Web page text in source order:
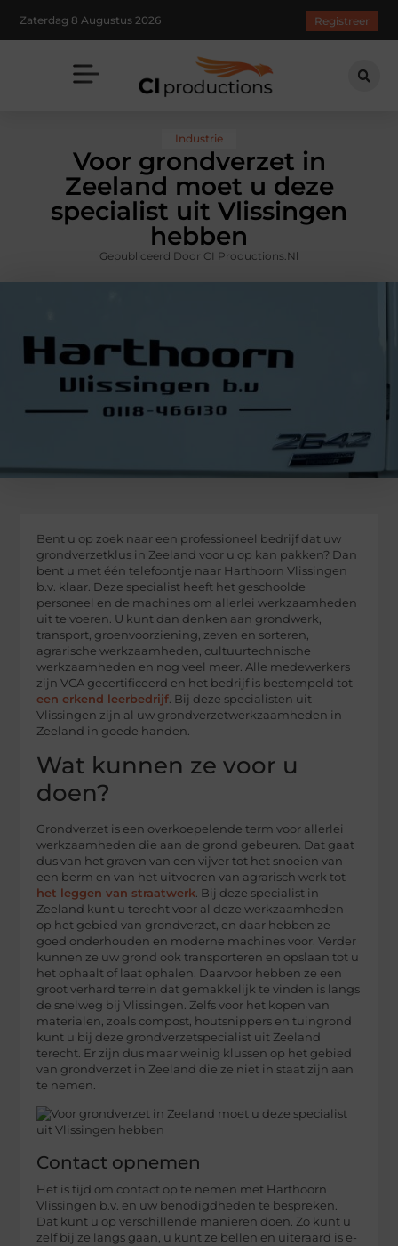
Zaterdag 8 Augustus 2026 Registreer
Industrie
Voor grondverzet in
Zeeland moet u deze
specialist uit Vlissingen
hebben
Gepubliceerd Door CI Productions.nl
Bent u op zoek naar een professioneel bedrijf dat uw
grondverzetklus in Zeeland voor u op kan pakken? Dan
bent u met één telefoontje naar Harthoorn Vlissingen
b.v. klaar. Deze specialist heeft het geschoolde
personeel en de machines om allerlei werkzaamheden
uit te voeren. U kunt dan denken aan grondwerk,
transport, groenvoorziening, zeven en sorteren,
agrarische werkzaamheden, cultuurtechnische
werkzaamheden en nog veel meer. Alle medewerkers
zijn VCA gecertificeerd en het bedrijf is bestempeld tot
een erkend leerbedrijf . Bij deze specialisten uit
Vlissingen zijn al uw grondverzetwerkzaamheden in
Zeeland in goede handen.
Wat kunnen ze voor u
doen?
Grondverzet is een overkoepelende term voor allerlei
werkzaamheden die aan de grond gebeuren. Dat gaat
dus van het graven van een vijver tot het snoeien van
een berm en van het uitvoeren van agrarisch werk tot
het leggen van straatwerk. Bij deze specialist in
Zeeland kunt u terecht voor al deze werkzaamheden
op het gebied van grondverzet, en daar hebben ze
goed onderhouden en moderne machines voor. Verder
kunnen ze uw grond ook transporteren en opslaan tot u
het ophaalt of laat ophalen. Daarvoor hebben ze een
groot verhard terrein dat gemakkelijk te vinden is langs
de snelweg bij Vlissingen. Zelfs voor het kopen van
materialen, zoals compost, houtsnippers en tuingrond
kunt u bij deze grondverzetspecialist uit Zeeland
terecht. Er zijn dus maar weinig klussen op het gebied
van grondverzet in Zeeland die ze niet in staat zijn aan
te nemen.
Contact opnemen
Het is tijd om contact op te nemen met Harthoorn
Vlissingen b.v. en uw benodigdheden te bespreken.
Dat kunt u op verschillende manieren doen. Zo kunt u
zelf bij ze langs gaan, u kunt ze bellen en uiteraard is e-